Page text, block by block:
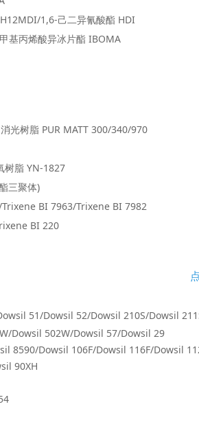
1,6-己二异氰酸酯 HDI
基丙烯酸异冰片酯 IBOMA
树脂 PUR MATT 300/340/970
脂 YN-1827
三聚体)
BI 7963/Trixene BI 7982
BI 220
51/Dowsil 52/Dowsil 210S/Dowsil
502W/Dowsil 57/Dowsil 29
106F/Dowsil 116F/Dowsil
90XH